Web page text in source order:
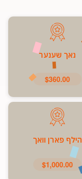
נאך שענער
$360.00
הילף פארן וואך
$1,000.00